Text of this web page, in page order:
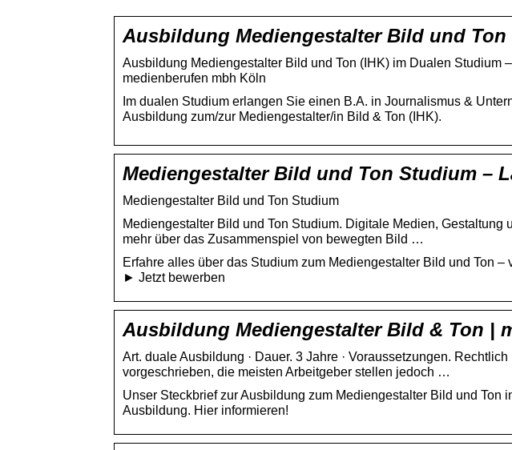
Ausbildung Mediengestalter Bild und
Ausbildung Mediengestalter Bild und Ton (IHK) im Dualen Studium
medienberufen mbh Köln
Im dualen Studium erlangen Sie einen B.A. in Journalismus &
Ausbildung zum/zur Mediengestalter/in Bild & Ton (IHK).
Mediengestalter Bild und Ton Studium –
Mediengestalter Bild und Ton Studium
Mediengestalter Bild und Ton Studium. Digitale Medien, Gestaltung
mehr über das Zusammenspiel von bewegten Bild …
Erfahre alles über das Studium zum Mediengestalter Bild und Ton
► Jetzt bewerben
Ausbildung Mediengestalter Bild & Ton |
Art. duale Ausbildung · Dauer. 3 Jahre · Voraussetzungen.
vorgeschrieben, die meisten Arbeitgeber stellen jedoch …
Unser Steckbrief zur Ausbildung zum Mediengestalter Bild und Ton
Ausbildung. Hier informieren!